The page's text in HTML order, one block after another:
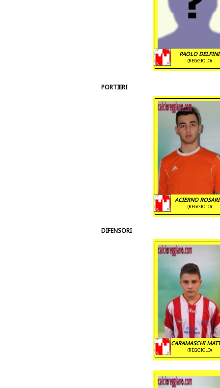
PAOLO DELFINI
(REGGIOLO)
PORTIERI
ACIERNO
(REGGIOLO)
DIFENSORI
CARAMASCHI
(REGGIOLO)